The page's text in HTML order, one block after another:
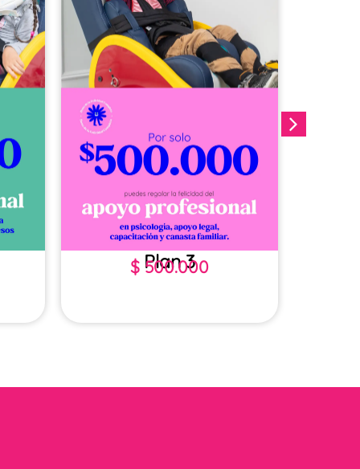
Plan 3
$ 500.000